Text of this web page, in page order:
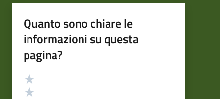
Quanto sono chiare le
informazioni su questa
pagina?
Valutazione